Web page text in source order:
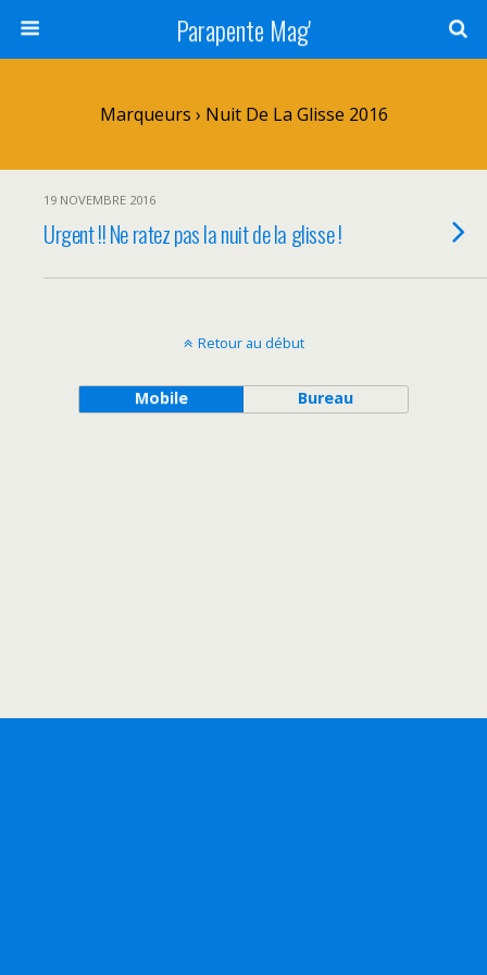
Parapente Mag'
Marqueurs › Nuit De La Glisse 2016
19 NOVEMBRE 2016
Urgent !! Ne ratez pas la nuit de la glisse !
Retour au début
Mobile Bureau